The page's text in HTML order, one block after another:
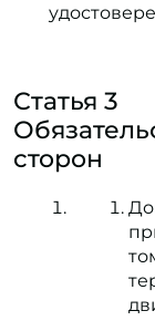
Статья 3
сторон